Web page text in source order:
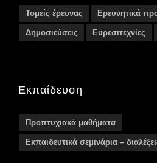
Τομείς έρευνας Ερευνητικά
Δημοσιεύσεις Ευρεσιτεχνίες
Εκπαίδευση
Προπτυχιακά μαθήματα
Εκπαιδευτικά σεμινάρια –